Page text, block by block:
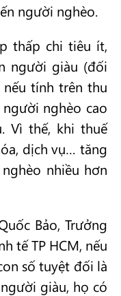
người nghèo.
thấp chi tiêu ít,
người giàu (đối
tính trên thu
nghèo cao
Vì thế, khi thuế
dịch vụ… tăng
nhiều hơn
Bảo, Trưởng
tế TP HCM, nếu
số tuyệt đối là
giàu, họ có